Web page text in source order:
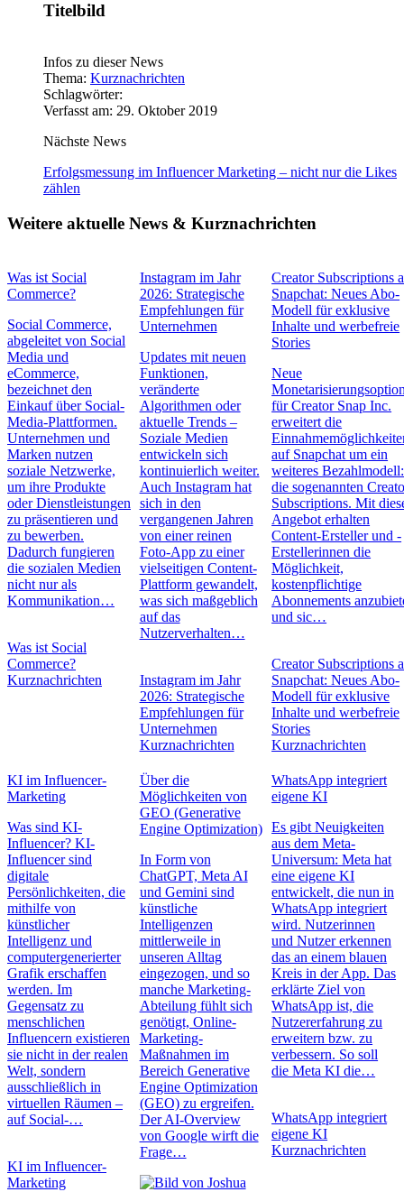
Titelbild
Infos zu dieser News
Thema: Kurznachrichten
Schlagwörter:
Verfasst am: 29. Oktober 2019
Nächste News
Erfolgsmessung im Influencer Marketing – nicht nur die Likes
zählen
Weitere aktuelle News & Kurznachrichten
Was ist Social
Commerce?
Social Commerce,
abgeleitet von Social
Media und
eCommerce,
bezeichnet den
Einkauf über Social-
Media-Plattformen.
Unternehmen und
Marken nutzen
soziale Netzwerke,
um ihre Produkte
oder Dienstleistungen
zu präsentieren und
zu bewerben.
Dadurch fungieren
die sozialen Medien
nicht nur als
Kommunikation…
Was ist Social
Commerce?
Kurznachrichten
Instagram im Jahr
2026: Strategische
Empfehlungen für
Unternehmen
Updates mit neuen
Funktionen,
veränderte
Algorithmen oder
aktuelle Trends –
Soziale Medien
entwickeln sich
kontinuierlich weiter.
Auch Instagram hat
sich in den
vergangenen Jahren
von einer reinen
Foto-App zu einer
vielseitigen Content-
Plattform gewandelt,
was sich maßgeblich
auf das
Nutzerverhalten…
Instagram im Jahr
2026: Strategische
Empfehlungen für
Unternehmen
Kurznachrichten
Creator Subscriptions
Snapchat: Neues Abo-
Modell für exklusive
Inhalte und werbefreie
Stories
Neue
für Creator Snap Inc.
erweitert die
auf Snapchat um ein
weiteres Bezahlmodell:
die sogenannten
Subscriptions. Mit
Angebot erhalten
Content-Ersteller und -
Erstellerinnen die
Möglichkeit,
kostenpflichtige
Abonnements
und sic…
Creator Subscriptions
Snapchat: Neues Abo-
Modell für exklusive
Inhalte und werbefreie
Stories
Kurznachrichten
KI im Influencer-
Marketing
Was sind KI-
Influencer? KI-
Influencer sind
digitale
Persönlichkeiten, die
mithilfe von
künstlicher
Intelligenz und
computergenerierter
Grafik erschaffen
werden. Im
Gegensatz zu
menschlichen
Influencern existieren
sie nicht in der realen
Welt, sondern
ausschließlich in
virtuellen Räumen –
auf Social-…
KI im Influencer-
Marketing
Über die
Möglichkeiten von
GEO (Generative
Engine Optimization)
In Form von
ChatGPT, Meta AI
und Gemini sind
künstliche
Intelligenzen
mittlerweile in
unseren Alltag
eingezogen, und so
manche Marketing-
Abteilung fühlt sich
genötigt, Online-
Marketing-
Maßnahmen im
Bereich Generative
Engine Optimization
(GEO) zu ergreifen.
Der AI-Overview
von Google wirft die
Frage…
WhatsApp integriert
eigene KI
Es gibt Neuigkeiten
aus dem Meta-
Universum: Meta hat
eine eigene KI
entwickelt, die nun in
WhatsApp integriert
wird. Nutzerinnen
und Nutzer erkennen
das an einem blauen
Kreis in der App. Das
erklärte Ziel von
WhatsApp ist, die
Nutzererfahrung zu
erweitern bzw. zu
verbessern. So soll
die Meta KI die…
WhatsApp integriert
eigene KI
Kurznachrichten